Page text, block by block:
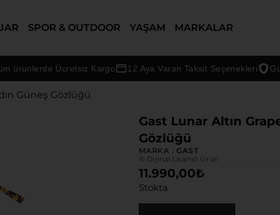
SPOR & OUTDOOR YAŞAM MARKALAR
Ücretsiz Kargo 12 Aya Varan Taksit Seçenekleri
Güneş Gözlüğü
Gast Lunar Altın
Gözlüğü
MARKA : GAST
® Orjinal Lisanslı Ürün
11.990,00₺
Stokta